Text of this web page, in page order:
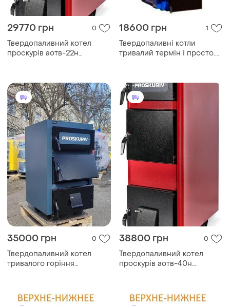
29770 грн 0
Твердопаливний котел
проскурів аотв-22н
18600 грн 1
Твердопаливні котли
тривалий термін і просто.
35000 грн 0
Твердопаливний котел
тривалого горіння
38800 грн 0
Твердопаливний котел
проскурів аотв-40н